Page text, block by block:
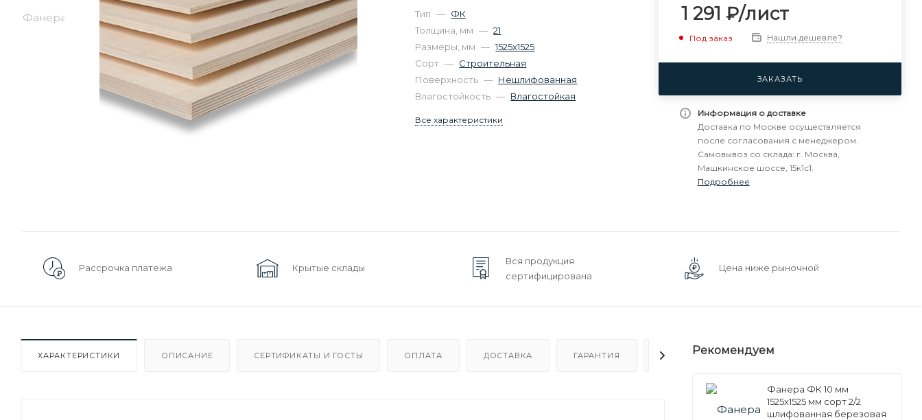
Тип — ФК
Толщина, мм — 21
Размеры, мм — 1525х1525
Сорт — Строительная
Поверхность — Нешлифованная
Влагостойкость — Влагостойкая
Все характеристики
1 291 ₽/лист
Под заказ Нашли дешевле?
ЗАКАЗАТЬ
Информация о доставке
Доставка по Москве осуществляется
после согласования с менеджером.
Самовывоз со склада: г. Москва,
Машкинское шоссе, 15к1с1.
Подробнее
Рассрочка платежа Крытые склады
Вся продукция
сертифицирована
Цена ниже рыночной
ХАРАКТЕРИСТИКИ ОПИСАНИЕ СЕРТИФИКАТЫ И ГОСТЫ ОПЛАТА ДОСТАВКА ГАРАНТИЯ ОТЗЫВЫРекомендуем
Фанера ФК 10 мм
1525х1525 мм сорт 2/2
шлифованная березовая